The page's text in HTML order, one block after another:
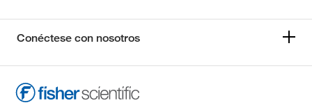
Conéctese con nosotros